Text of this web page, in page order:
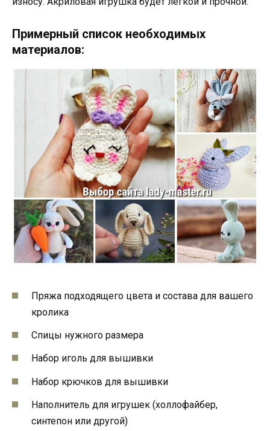
Примерный список необходимых
материалов:
Пряжа подходящего цвета и состава для вашего
кролика
Спицы нужного размера
Набор иголь для вышивки
Набор крючков для вышивки
Наполнитель для игрушек (холлофайбер,
синтепон или другой)